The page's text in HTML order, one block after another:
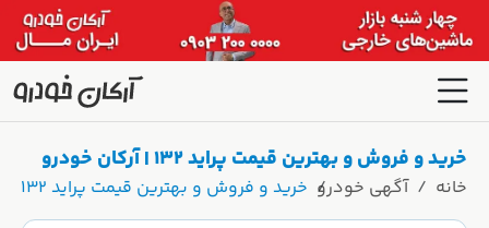
خرید و فروش و بهترین قیمت پراید 132 | آرکان خودرو
خانه آگهی خودرو خرید و فروش و بهترین قیمت پراید 132 | آرکان خودرو